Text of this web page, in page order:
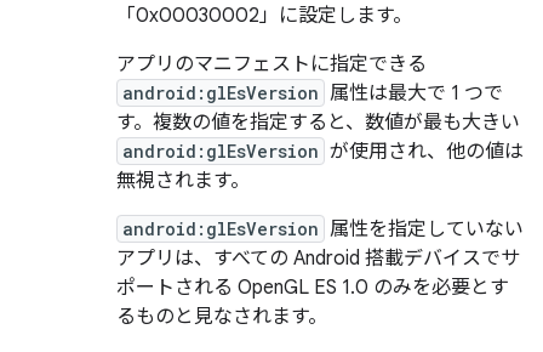
「0x00030002」に設定します。
アプリのマニフェストに指定できる
android:glEsVersion 属性は最大で 1 つで
す。複数の値を指定すると、数値が最も大きい
android:glEsVersion が使用され、他の値は
無視されます。
android:glEsVersion 属性を指定していない
アプリは、すべての Android 搭載デバイスでサ
ポートされる OpenGL ES 1.0 のみを必要とす
るものと見なされます。